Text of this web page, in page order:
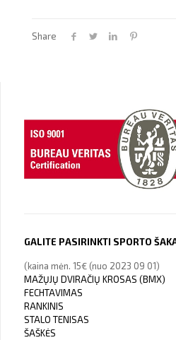
Share
GALITE PASIRINKTI SPORTO
(kaina mėn. 15€ (nuo 2023 09 01)
MAŽŲJŲ DVIRAČIŲ KROSAS (BMX)
FECHTAVIMAS
RANKINIS
STALO TENISAS
ŠAŠKĖS